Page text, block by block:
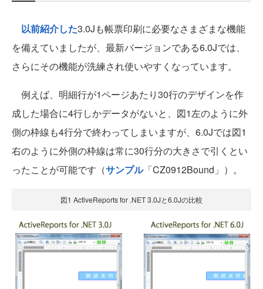
以前紹介した3.0Jも帳票印刷に必要なさまざまな機能
を備えていましたが、最新バージョンである6.0Jでは、
さらにその機能が洗練され使いやすくなっています。
例えば、明細行が1ページあたり30行のデザインを作
成した場合に4行しかデータがないと、図1左のように外
側の枠線も4行分で終わってしまいますが、6.0Jでは図1
右のように外側の枠線は常に30行分の大きさで引くとい
ったことが可能です（サンプル「CZ0912Bound」）。
図1 ActiveReports for .NET 3.0Jと6.0Jの比較